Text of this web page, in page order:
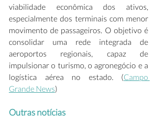
viabilidade econômica dos ativos,
especialmente dos terminais com menor
movimento de passageiros. O objetivo é
consolidar uma rede integrada de
aeroportos regionais, capaz de
impulsionar o turismo, o agronegócio e a
logística aérea no estado. (Campo
Grande News)
Outras notícias